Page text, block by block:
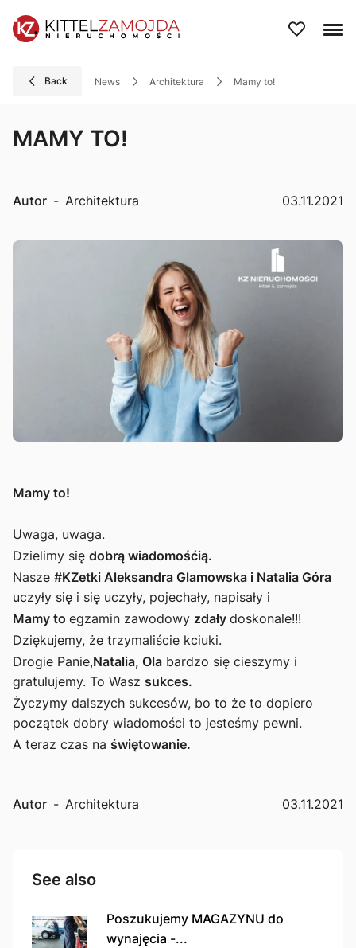
Back News Architektura mamy to!
MAMY TO!
Autor - Architektura 03.11.2021
Mamy to!
Uwaga, uwaga.
Dzielimy się dobrą wiadomośćią.
Nasze #KZetki Aleksandra Glamowska i Natalia Góra
uczyły się i się uczyły, pojechały, napisały i
Mamy to egzamin zawodowy zdały doskonale!!!
Dziękujemy, że trzymaliście kciuki.
Drogie Panie,Natalia, Ola bardzo się cieszymy i
gratulujemy. To Wasz sukces.
Życzymy dalszych sukcesów, bo to że to dopiero
początek dobry wiadomości to jesteśmy pewni.
A teraz czas na świętowanie.
Autor - Architektura 03.11.2021
See also
Poszukujemy MAGAZYNU do
wynajęcia -...